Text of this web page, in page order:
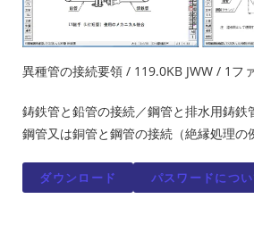
異種管の接続要領 / 119.0KB JWW / 1フ
鋳鉄管と鉛管の接続／鋼管と排水用鋳鉄
鋼管又は銅管と鋼管の接続（絶縁処理の
ダウンロード パスワードについ